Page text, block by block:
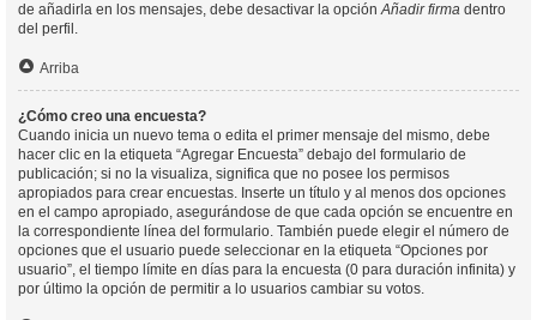
de añadirla en los mensajes, debe desactivar la opciónAñadir firma dentro
del perfil.
Arriba
¿Cómo creo una encuesta?
Cuando inicia un nuevo tema o edita el primer mensaje del mismo, debe
hacer clic en la etiqueta “Agregar Encuesta” debajo del formulario de
publicación; si no la visualiza, significa que no posee los permisos
apropiados para crear encuestas. Inserte un título y al menos dos opciones
en el campo apropiado, asegurándose de que cada opción se encuentre en
la correspondiente línea del formulario. También puede elegir el número de
opciones que el usuario puede seleccionar en la etiqueta “Opciones por
usuario”, el tiempo límite en días para la encuesta (0 para duración infinita) y
por último la opción de permitir a lo usuarios cambiar su votos.